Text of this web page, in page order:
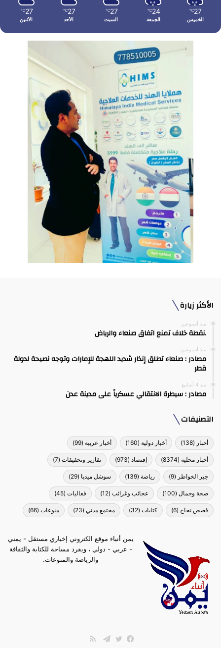
27
℃
الخميس
24
℃
الجمعة
27
℃
السبت
27
℃
الأحد
27
℃
الأثنين
الأكثر زيارة
منذ أسبوعين
.نقطة خلاف تمنع اتفاق صنعاء والرياض
منذ أسبوعين
مصادر : صنعاء تطلق إنذار شديد اللهجة للإمارات وتوجه نصيحة لدولة
قطر
منذ 4 أسابيع
مصادر : سيطرة الانتقالي عسكرياً على مدينة عدن
التصنيفات
أخبار (138) أخبار دولية (160) أخبار عربية (99)
أخبار محلية (8374) إقتصاد (973) تقارير وتحقيقات (7)
جبر الخواطر (9) رياضة (139) سوشل ميديا (29)
صحة وجمال (100) عجائب وغرائب (12) فعاليات (45)
قصص نجاح (6) كتابات (32) مجتمع مدني (23) منوعات (66)
يمن أنباء موقع الكتروني إخباري مستقل - يمني
- عربي - دولي ، ويفرد مساحة للكتابة والثقافة
والرياضة والمنوعات.